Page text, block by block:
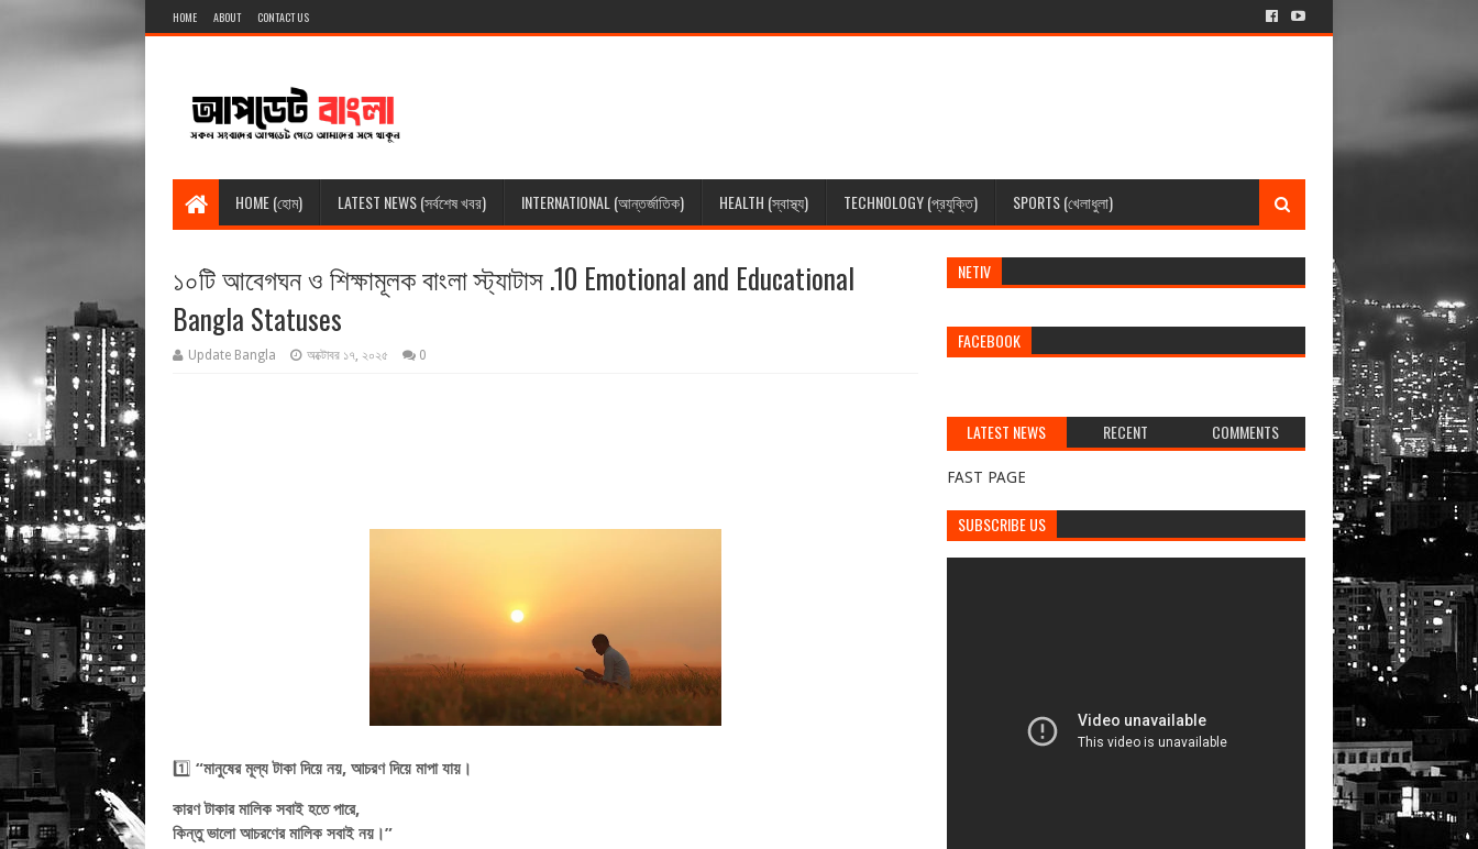
HOME ABOUT CONTACT US
HOME (হোম) LATEST NEWS (সর্বশেষ খবর) INTERNATIONAL (আন্তর্জাতিক) HEALTH (স্বাস্থ্য) TECHNOLOGY (প্রযুক্তি) SPORTS (খেলাধুলা)
১০টি আবেগঘন ও শিক্ষামূলক বাংলা স্ট্যাটাস .10 Emotional and Educational
Bangla Statuses
Update Bangla অক্টোবর ১৭, ২০২৫ 0
1️⃣ “মানুষের মূল্য টাকা দিয়ে নয়, আচরণ দিয়ে মাপা যায়।
কারণ টাকার মালিক সবাই হতে পারে,
কিন্তু ভালো আচরণের মালিক সবাই নয়।”
NETIV
FACEBOOK
LATEST NEWS
RECENT COMMENTS
FAST PAGE
SUBSCRIBE US